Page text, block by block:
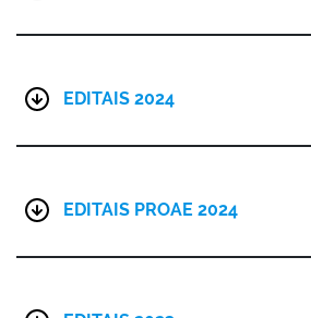
EDITAIS 2024
EDITAIS PROAE 2024